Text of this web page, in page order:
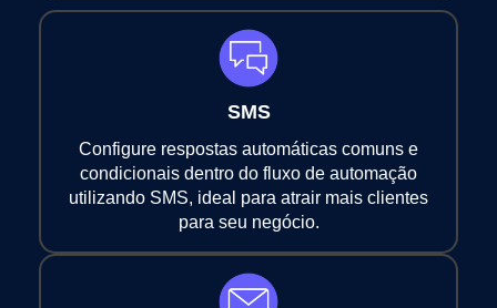
SMS
Configure respostas automáticas comuns e
condicionais dentro do fluxo de automação
utilizando SMS, ideal para atrair mais clientes
para seu negócio.